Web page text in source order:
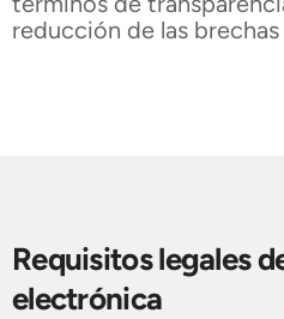
reducción de las brechas
Requisitos legales
electrónica